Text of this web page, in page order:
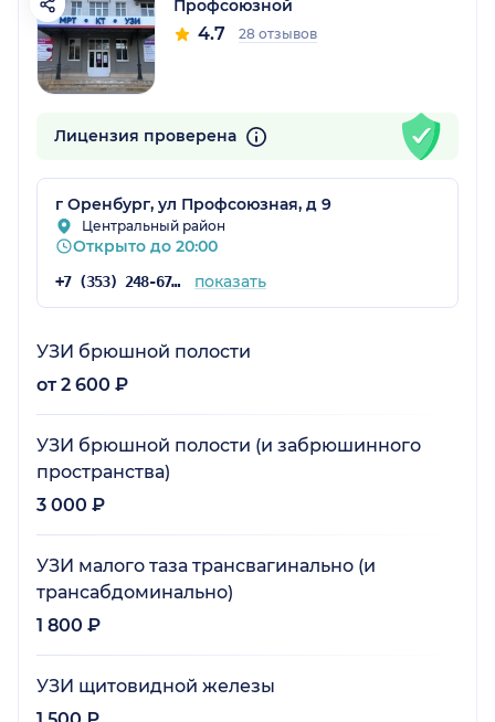
Профсоюзной
4.7 28 отзывов
Лицензия проверена
г Оренбург, ул Профсоюзная, д 9
Центральный район
Открыто до 20:00
+7 (353) 248-67-96 показать
УЗИ брюшной полости
от 2 600 ₽
УЗИ брюшной полости (и забрюшинного
пространства)
3 000 ₽
УЗИ малого таза трансвагинально (и
трансабдоминально)
1 800 ₽
УЗИ щитовидной железы